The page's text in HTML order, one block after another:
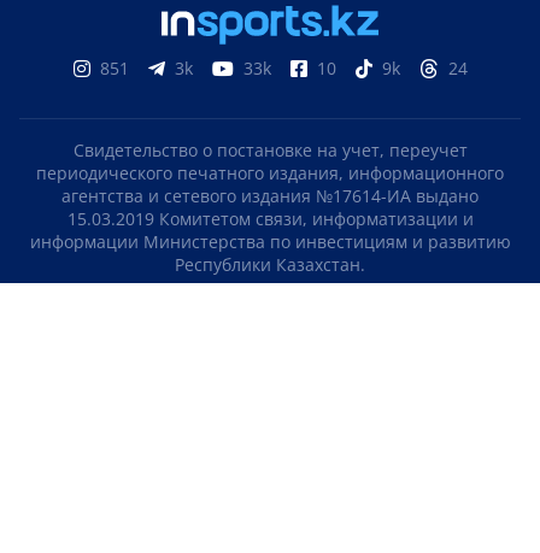
851 3k 33k 10 9k 24
Свидетельство о постановке на учет, переучет
периодического печатного издания, информационного
агентства и сетевого издания №17614-ИА выдано
15.03.2019 Комитетом связи, информатизации и
информации Министерства по инвестициям и развитию
Республики Казахстан.